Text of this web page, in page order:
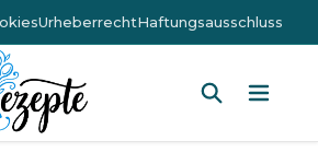
UrheberrechtHaftungsausschluss